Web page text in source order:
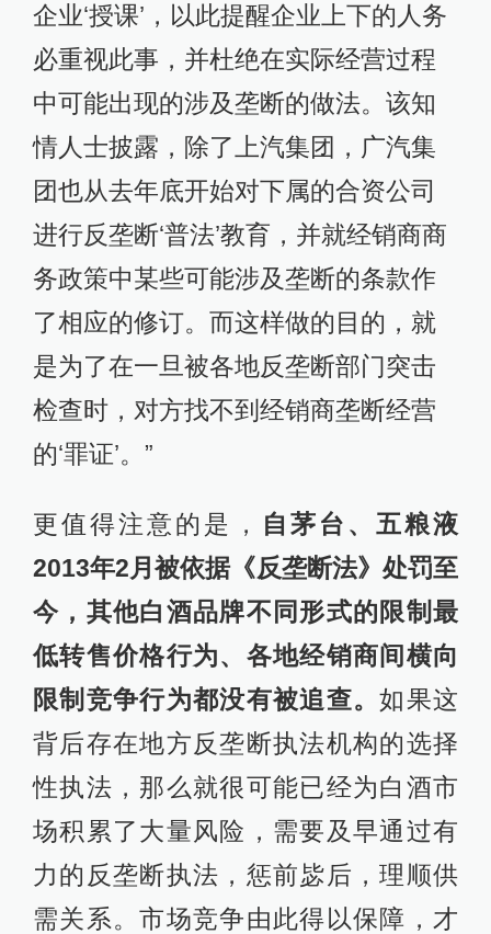
企业‘授课’，以此提醒企业上下的人务
必重视此事，并杜绝在实际经营过程
中可能出现的涉及垄断的做法。该知
情人士披露，除了上汽集团，广汽集
团也从去年底开始对下属的合资公司
进行反垄断‘普法’教育，并就经销商商
务政策中某些可能涉及垄断的条款作
了相应的修订。而这样做的目的，就
是为了在一旦被各地反垄断部门突击
检查时，对方找不到经销商垄断经营
的‘罪证’。”
更值得注意的是，
自茅台、五粮液
2013年2月被依据《反垄断法》处罚至
今，其他白酒品牌不同形式的限制最
低转售价格行为、各地经销商间横向
限制竞争行为都没有被追查。如果这
背后存在地方反垄断执法机构的选择
性执法，那么就很可能已经为白酒市
场积累了大量风险，需要及早通过有
力的反垄断执法，惩前毖后，理顺供
需关系。市场竞争由此得以保障，才